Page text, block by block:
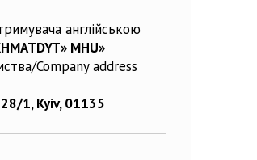
англійською
MHU»
Company address
1, Kyiv, 01135